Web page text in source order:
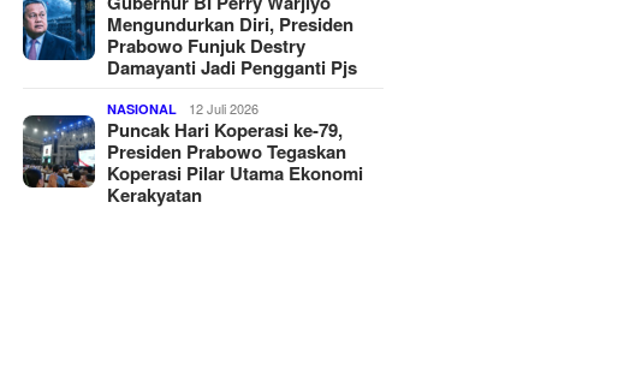
Mengundurkan Diri, Presiden
Prabowo Funjuk Destry
Damayanti Jadi Pengganti Pjs
NASIONAL 12 Juli 2026
Puncak Hari Koperasi ke-79,
Presiden Prabowo Tegaskan
Koperasi Pilar Utama Ekonomi
Kerakyatan